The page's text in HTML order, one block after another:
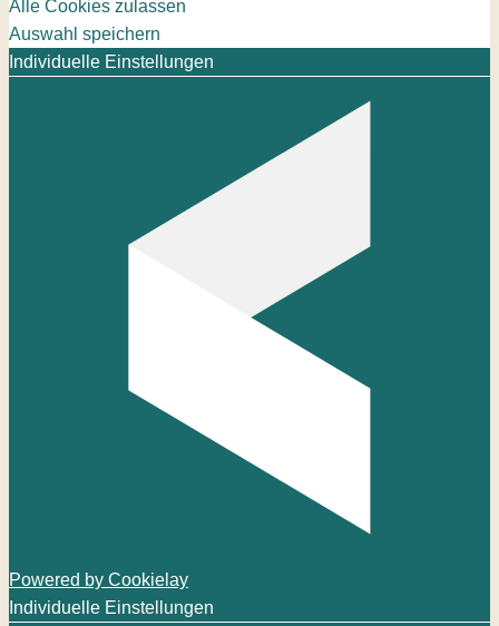
Alle Cookies zulassen
Auswahl speichern
Individuelle Einstellungen
Powered by Cookielay
Individuelle Einstellungen